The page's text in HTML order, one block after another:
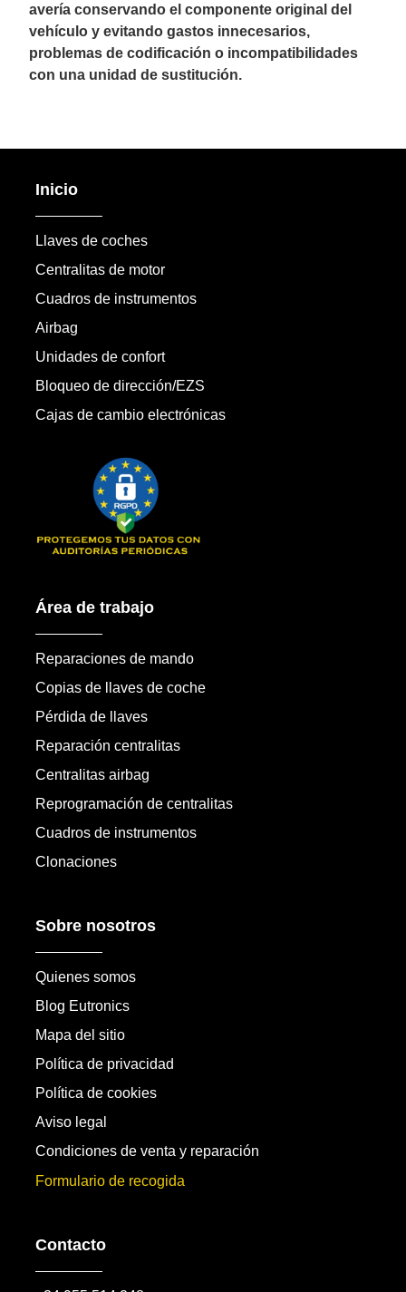
avería conservando el componente original del
vehículo y evitando gastos innecesarios,
problemas de codificación o incompatibilidades
con una unidad de sustitución.
Inicio
Llaves de coches
Centralitas de motor
Cuadros de instrumentos
Airbag
Unidades de confort
Bloqueo de dirección/EZS
Cajas de cambio electrónicas
Área de trabajo
Reparaciones de mando
Copias de llaves de coche
Pérdida de llaves
Reparación centralitas
Centralitas airbag
Reprogramación de centralitas
Cuadros de instrumentos
Clonaciones
Sobre nosotros
Quienes somos
Blog Eutronics
Mapa del sitio
Política de privacidad
Política de cookies
Aviso legal
Condiciones de venta y reparación
Formulario de recogida
Contacto